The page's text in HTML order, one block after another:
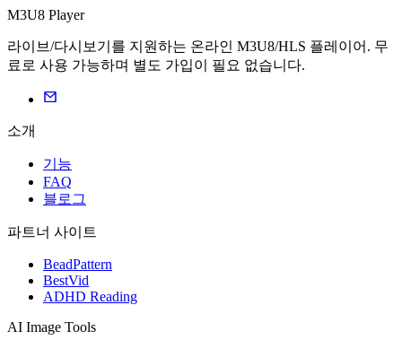
M3U8 Player
라이브/다시보기를 지원하는 온라인 M3U8/HLS 플레이어. 무
료로 사용 가능하며 별도 가입이 필요 없습니다.
소개
기능
FAQ
블로그
파트너 사이트
BeadPattern
BestVid
ADHD Reading
AI Image Tools